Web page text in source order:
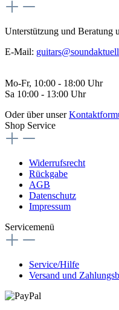
Unterstützung und Beratung
E-Mail:
Mo-Fr, 10:00 - 18:00 Uhr
Sa 10:00 - 13:00 Uhr
Oder über unser
Shop Service
Widerrufsrecht
Rückgabe
AGB
Datenschutz
Impressum
Servicemenü
Service/Hilfe
Versand und